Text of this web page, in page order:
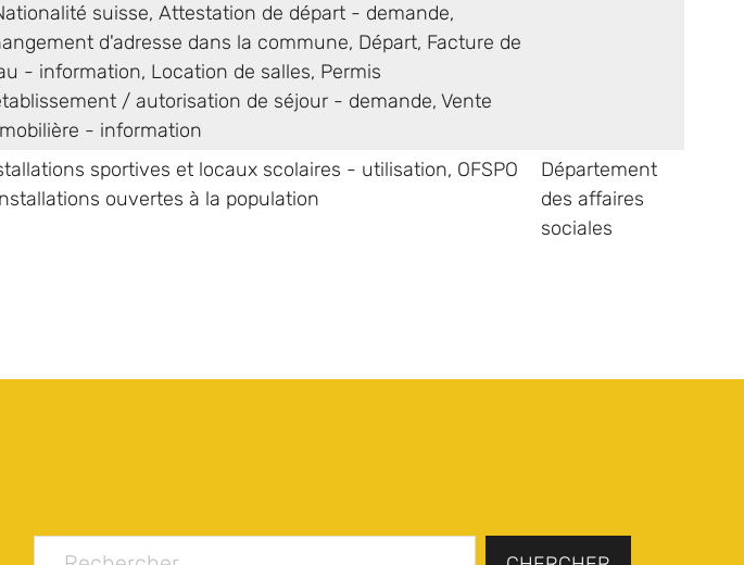
suisse, Attestation de départ - demande,
d'adresse dans la commune, Départ, Facture de
- information, Location de salles, Permis
/ autorisation de séjour - demande, Vente
- information
sportives et locaux scolaires - utilisation, OFSPO
ouvertes à la population
Département
des affaires
sociales